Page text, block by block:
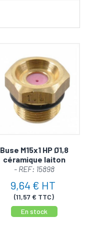
Buse M15x1 HP Ø1,8
céramique laiton
- REF: 15898
9,64 € HT
(11,57 € TTC)
En stock